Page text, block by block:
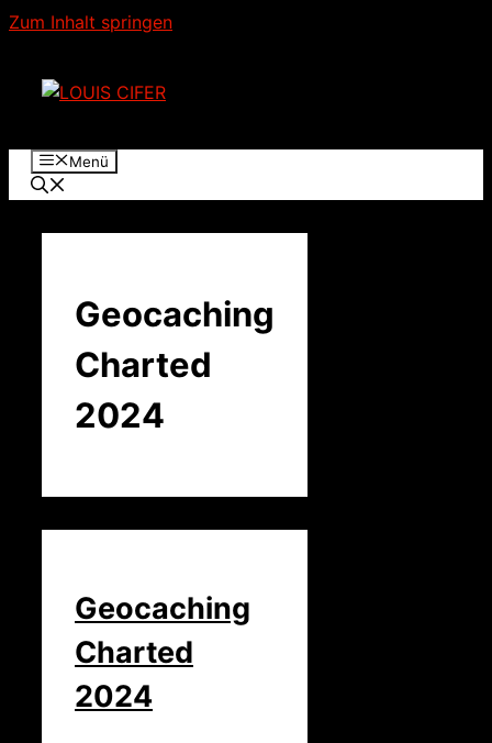
Zum Inhalt springen
Menü
Geocaching
Charted
2024
Geocaching
Charted
2024